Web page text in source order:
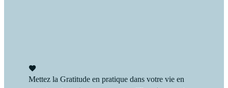
Mettez la Gratitude en pratique dans votre vie en